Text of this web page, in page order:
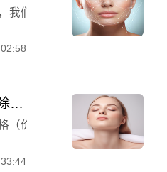
我们总是希望能够找到*专业
乌鲁木齐市眼袋抽脂去除价格表及手术报价
（价目）表手术报价-乌鲁木